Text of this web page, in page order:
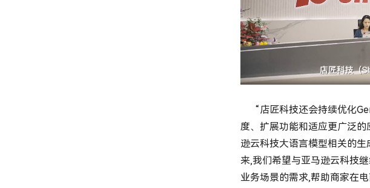
“店匠科技还会持续优化
度、扩展功能和适应更广泛
逊云科技大语言模型相关的
来,我们希望与亚马逊云科技
业务场景的需求,帮助商家在